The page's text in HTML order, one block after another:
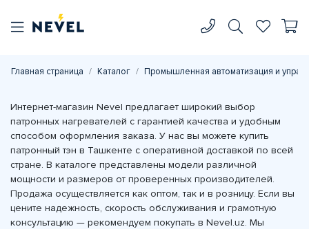
Главная страница Каталог Промышленная автоматизация и
Интернет-магазин Nevel предлагает широкий выбор
патронных нагревателей с гарантией качества и удобным
способом оформления заказа. У нас вы можете купить
патронный тэн в Ташкенте с оперативной доставкой по всей
стране. В каталоге представлены модели различной
мощности и размеров от проверенных производителей.
Продажа осуществляется как оптом, так и в розницу. Если вы
цените надежность, скорость обслуживания и грамотную
консультацию — рекомендуем покупать в Nevel.uz. Мы